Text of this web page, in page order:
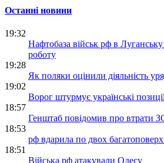
Останні новини
19:32
Нафтобаза військ рф в
роботу
19:28
Як поляки оцінили діяльність
19:02
Ворог штурмує українські
18:57
Генштаб повідомив про втрати
18:53
рф вдарила по двох
18:51
Війська рф атакували Одесу